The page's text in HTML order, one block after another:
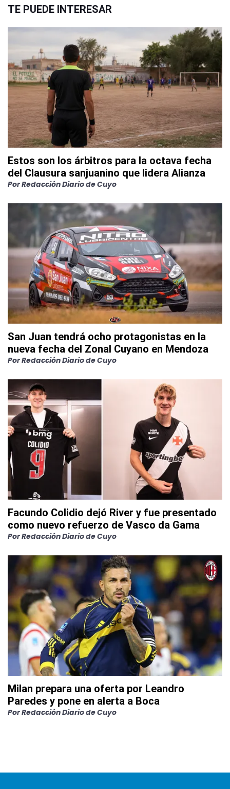
TE PUEDE INTERESAR
Estos son los árbitros para la octava fecha
del Clausura sanjuanino que lidera Alianza
PorRedacción Diario de Cuyo
San Juan tendrá ocho protagonistas en la
nueva fecha del Zonal Cuyano en Mendoza
PorRedacción Diario de Cuyo
Facundo Colidio dejó River y fue presentado
como nuevo refuerzo de Vasco da Gama
PorRedacción Diario de Cuyo
Milan prepara una oferta por Leandro
Paredes y pone en alerta a Boca
PorRedacción Diario de Cuyo